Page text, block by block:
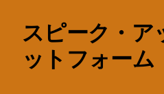
スピーク・ア
ットフォーム